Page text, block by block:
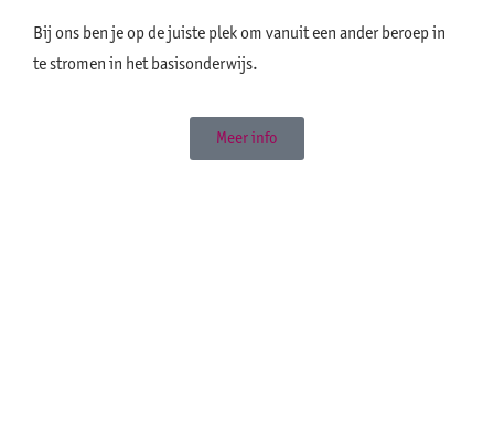
Bij ons ben je op de juiste plek om vanuit een ander beroep in
te stromen in het basisonderwijs.
Meer info